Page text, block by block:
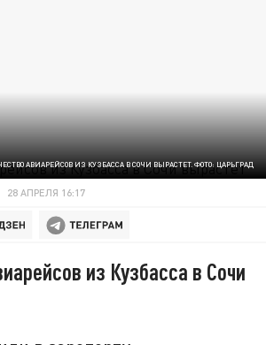
АВИАРЕЙСОВ ИЗ КУЗБАССА В СОЧИ ВЫРАСТЕТ. ФОТО: ЦАРЬГРАД
28 АПРЕЛЯ 16:17
из Кузбасса в Сочи